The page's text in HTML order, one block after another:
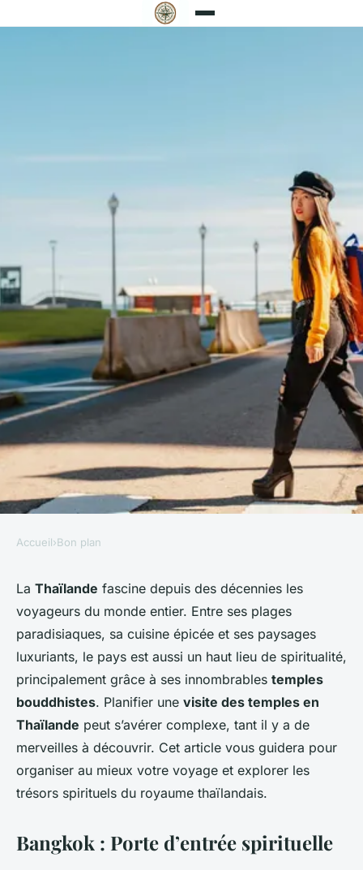
BON PLAN
Comment organiser une visite
des temples bouddhistes en
Thaïlande?
Manon•27 juin 2024•5 min de lecture
Accueil›Bon plan
La Thaïlande fascine depuis des décennies les
voyageurs du monde entier. Entre ses plages
paradisiaques, sa cuisine épicée et ses paysages
luxuriants, le pays est aussi un haut lieu de spiritualité,
principalement grâce à ses innombrables temples
bouddhistes. Planifier une visite des temples en
Thaïlande peut s’avérer complexe, tant il y a de
merveilles à découvrir. Cet article vous guidera pour
organiser au mieux votre voyage et explorer les
trésors spirituels du royaume thaïlandais.
Bangkok : Porte d’entrée spirituelle